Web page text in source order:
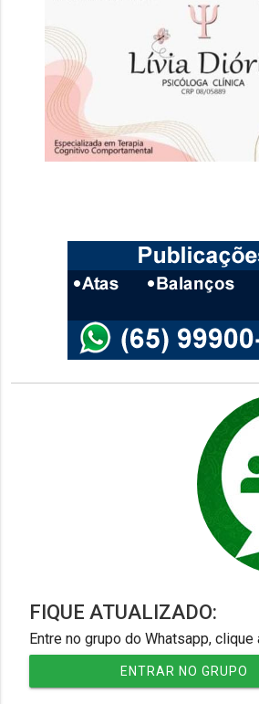
FIQUE ATUALIZADO:
Entre no grupo do Whatsapp, clique
ENTRAR NO GRUPO